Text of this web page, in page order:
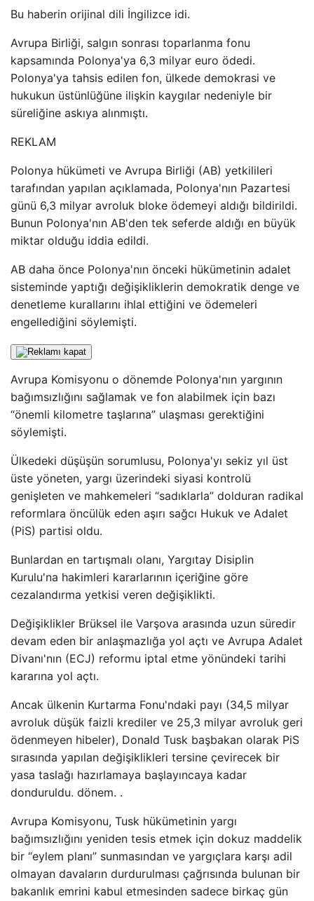
Bu haberin orijinal dili İngilizce idi.
Avrupa Birliği, salgın sonrası toparlanma fonu
kapsamında Polonya'ya 6,3 milyar euro ödedi.
Polonya'ya tahsis edilen fon, ülkede demokrasi ve
hukukun üstünlüğüne ilişkin kaygılar nedeniyle bir
süreliğine askıya alınmıştı.
REKLAM
Polonya hükümeti ve Avrupa Birliği (AB) yetkilileri
tarafından yapılan açıklamada, Polonya'nın Pazartesi
günü 6,3 milyar avroluk bloke ödemeyi aldığı bildirildi.
Bunun Polonya'nın AB'den tek seferde aldığı en büyük
miktar olduğu iddia edildi.
AB daha önce Polonya'nın önceki hükümetinin adalet
sisteminde yaptığı değişikliklerin demokratik denge ve
denetleme kurallarını ihlal ettiğini ve ödemeleri
engellediğini söylemişti.
Avrupa Komisyonu o dönemde Polonya'nın yargının
bağımsızlığını sağlamak ve fon alabilmek için bazı
“önemli kilometre taşlarına” ulaşması gerektiğini
söylemişti.
Ülkedeki düşüşün sorumlusu, Polonya'yı sekiz yıl üst
üste yöneten, yargı üzerindeki siyasi kontrolü
genişleten ve mahkemeleri “sadıklarla” dolduran radikal
reformlara öncülük eden aşırı sağcı Hukuk ve Adalet
(PiS) partisi oldu.
Bunlardan en tartışmalı olanı, Yargıtay Disiplin
Kurulu'na hakimleri kararlarının içeriğine göre
cezalandırma yetkisi veren değişiklikti.
Değişiklikler Brüksel ile Varşova arasında uzun süredir
devam eden bir anlaşmazlığa yol açtı ve Avrupa Adalet
Divanı'nın (ECJ) reformu iptal etme yönündeki tarihi
kararına yol açtı.
Ancak ülkenin Kurtarma Fonu'ndaki payı (34,5 milyar
avroluk düşük faizli krediler ve 25,3 milyar avroluk geri
ödenmeyen hibeler), Donald Tusk başbakan olarak PiS
sırasında yapılan değişiklikleri tersine çevirecek bir
yasa taslağı hazırlamaya başlayıncaya kadar
donduruldu. dönem. .
Avrupa Komisyonu, Tusk hükümetinin yargı
bağımsızlığını yeniden tesis etmek için dokuz maddelik
bir “eylem planı” sunmasından ve yargıçlara karşı adil
olmayan davaların durdurulması çağrısında bulunan bir
bakanlık emrini kabul etmesinden sadece birkaç gün